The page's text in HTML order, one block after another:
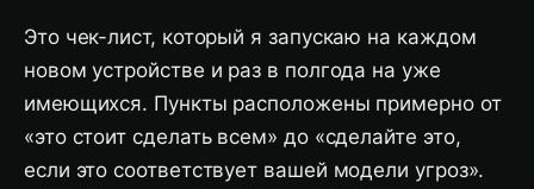
Это чек-лист, который я запускаю на каждом
новом устройстве и раз в полгода на уже
имеющихся. Пункты расположены примерно от
«это стоит сделать всем» до «сделайте это,
если это соответствует вашей модели угроз».